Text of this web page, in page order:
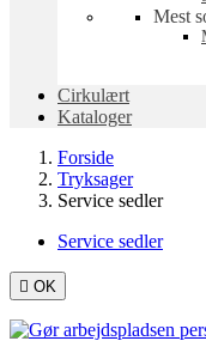
Mest
Cirkulært
Kataloger
Forside
Tryksager
Service sedler
Service sedler
 OK